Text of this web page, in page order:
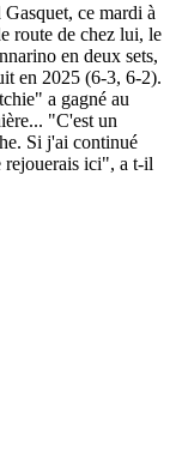
ce mardi à
route de chez lui, le
en deux sets,
en 2025 (6-3, 6-2).
a gagné au
"C'est un
Si j'ai continué
rejouerais ici", a t-il